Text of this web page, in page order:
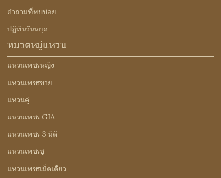
คำถามที่พบบ่อย
ปฏิทินวันหยุด
หมวดหมู่แหวน
แหวนเพชรหญิง
แหวนเพชรชาย
แหวนคู่
แหวนเพชร GIA
แหวนเพชร 3 มิติ
แหวนเพชรชู
แหวนเพชรเม็ดเดียว